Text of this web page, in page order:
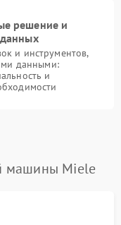
решение и
и инструментов,
данными:
и
машины Miele